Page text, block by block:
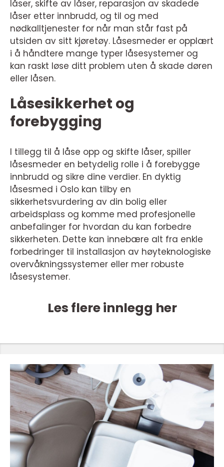
låser, skifte av låser, reparasjon av skadede
låser etter innbrudd, og til og med
nødkalltjenester for når man står fast på
utsiden av sitt kjøretøy. Låsesmeder er opplært
i å håndtere mange typer låsesystemer og
kan raskt løse ditt problem uten å skade døren
eller låsen.
Låsesikkerhet og
forebygging
I tillegg til å låse opp og skifte låser, spiller
låsesmeder en betydelig rolle i å forebygge
innbrudd og sikre dine verdier. En dyktig
låsesmed i Oslo kan tilby en
sikkerhetsvurdering av din bolig eller
arbeidsplass og komme med profesjonelle
anbefalinger for hvordan du kan forbedre
sikkerheten. Dette kan innebære alt fra enkle
forbedringer til installasjon av høyteknologiske
overvåkningssystemer eller mer robuste
låsesystemer.
Les flere innlegg her